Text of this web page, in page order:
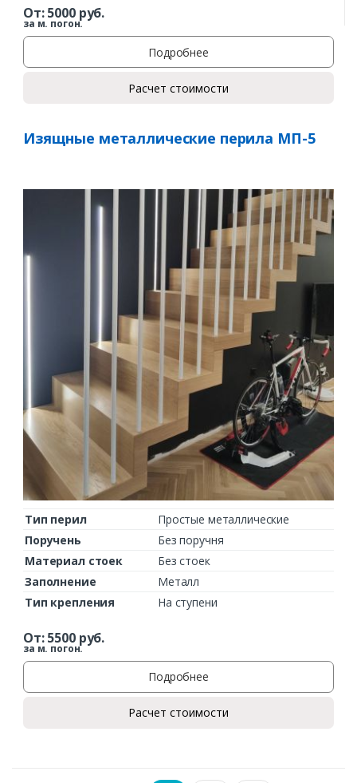
От:5000руб.
за м. погон.
Подробнее
Расчет стоимости
Изящные металлические перила МП-5
Тип перил
Простые металлические
Поручень
Без поручня
Материал стоек
Без стоек
Заполнение
Металл
Тип крепления
На ступени
От:5500руб.
за м. погон.
Подробнее
Расчет стоимости